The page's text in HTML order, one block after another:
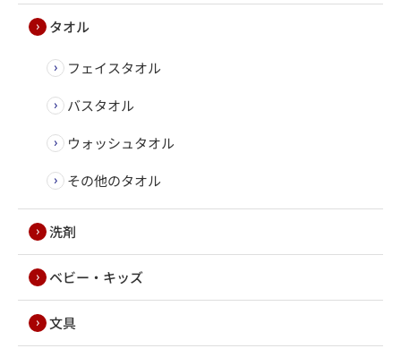
タオル
フェイスタオル
バスタオル
ウォッシュタオル
その他のタオル
洗剤
ベビー・キッズ
文具